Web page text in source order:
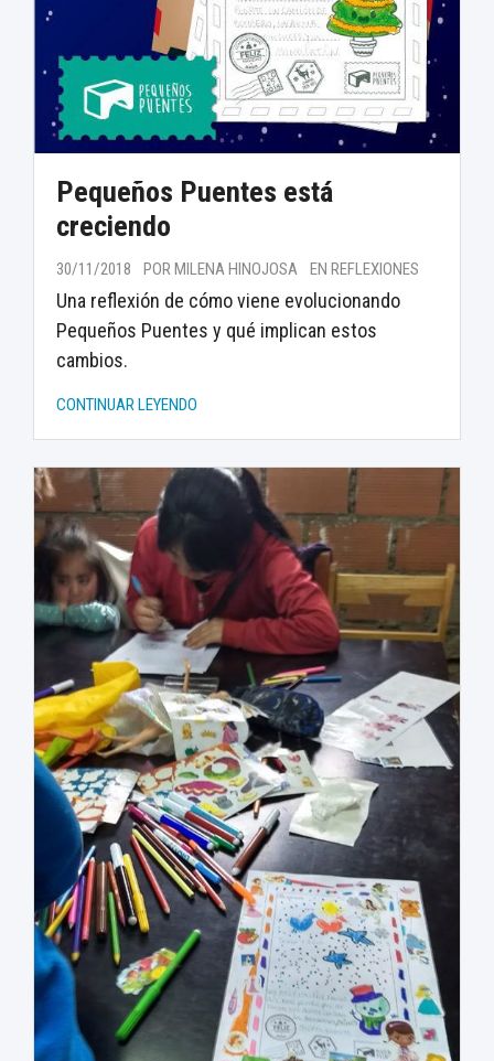
Pequeños Puentes está
creciendo
30/11/2018 POR MILENA HINOJOSA EN REFLEXIONES
Una reflexión de cómo viene evolucionando
Pequeños Puentes y qué implican estos
cambios.
CONTINUAR LEYENDO